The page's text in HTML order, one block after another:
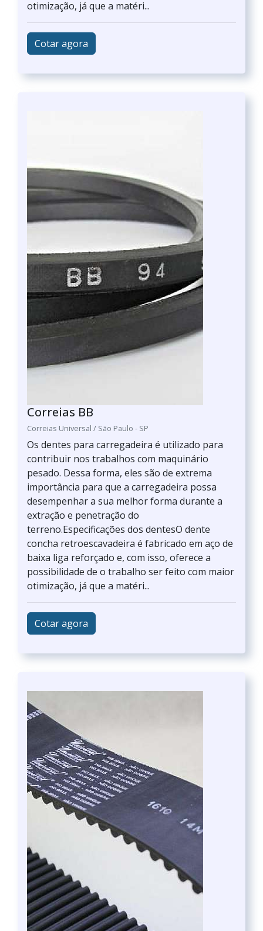
otimização, já que a matéri...
Cotar agora
Correias BB
Correias Universal / São Paulo - SP
Os dentes para carregadeira é utilizado para
contribuir nos trabalhos com maquinário
pesado. Dessa forma, eles são de extrema
importância para que a carregadeira possa
desempenhar a sua melhor forma durante a
extração e penetração do
terreno.Especificações dos dentesO dente
concha retroescavadeira é fabricado em aço de
baixa liga reforçado e, com isso, oferece a
possibilidade de o trabalho ser feito com maior
otimização, já que a matéri...
Cotar agora